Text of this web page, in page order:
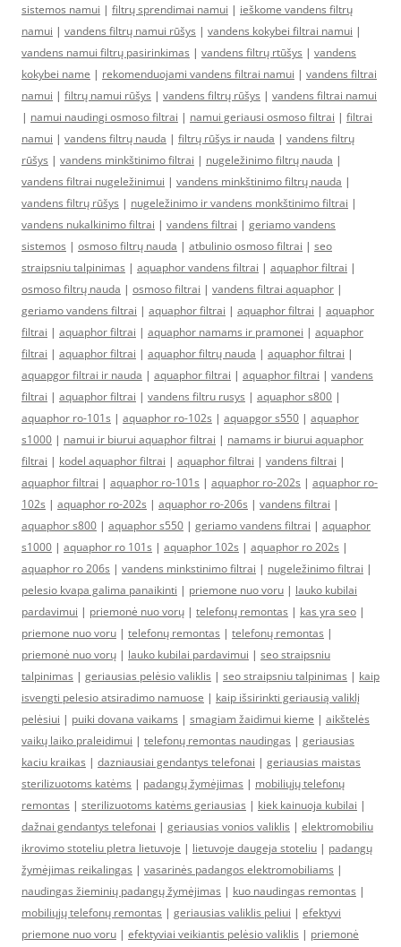
sistemos namui | filtrų sprendimai namui | ieškome vandens filtrų
namui | vandens filtrų namui rūšys | vandens kokybei filtrai namui |
vandens namui filtrų pasirinkimas | vandens filtrų rtūšys | vandens
kokybei name | rekomenduojami vandens filtrai namui | vandens filtrai
namui | filtrų namui rūšys | vandens filtrų rūšys | vandens filtrai namui
| namui naudingi osmoso filtrai | namui geriausi osmoso filtrai | filtrai
namui | vandens filtrų nauda | filtrų rūšys ir nauda | vandens filtrų
rūšys | vandens minkštinimo filtrai | nugeležinimo filtrų nauda |
vandens filtrai nugeležinimui | vandens minkštinimo filtrų nauda |
vandens filtrų rūšys | nugeležinimo ir vandens monkštinimo filtrai |
vandens nukalkinimo filtrai | vandens filtrai | geriamo vandens
sistemos | osmoso filtrų nauda | atbulinio osmoso filtrai | seo
straipsniu talpinimas | aquaphor vandens filtrai | aquaphor filtrai |
osmoso filtrų nauda | osmoso filtrai | vandens filtrai aquaphor |
geriamo vandens filtrai | aquaphor filtrai | aquaphor filtrai | aquaphor
filtrai | aquaphor filtrai | aquaphor namams ir pramonei | aquaphor
filtrai | aquaphor filtrai | aquaphor filtrų nauda | aquaphor filtrai |
aquapgor filtrai ir nauda | aquaphor filtrai | aquaphor filtrai | vandens
filtrai | aquaphor filtrai | vandens filtru rusys | aquaphor s800 |
aquaphor ro-101s | aquaphor ro-102s | aquapgor s550 | aquaphor
s1000 | namui ir biurui aquaphor filtrai | namams ir biurui aquaphor
filtrai | kodel aquaphor filtrai | aquaphor filtrai | vandens filtrai |
aquaphor filtrai | aquaphor ro-101s | aquaphor ro-202s | aquaphor ro-
102s | aquaphor ro-202s | aquaphor ro-206s | vandens filtrai |
aquaphor s800 | aquaphor s550 | geriamo vandens filtrai | aquaphor
s1000 | aquaphor ro 101s | aquaphor 102s | aquaphor ro 202s |
aquaphor ro 206s | vandens minkstinimo filtrai | nugeležinimo filtrai |
pelesio kvapa galima panaikinti | priemone nuo voru | lauko kubilai
pardavimui | priemonė nuo vorų | telefonų remontas | kas yra seo |
priemone nuo voru | telefonų remontas | telefonų remontas |
priemonė nuo vorų | lauko kubilai pardavimui | seo straipsniu
talpinimas | geriausias pelėsio valiklis | seo straipsniu talpinimas | kaip
isvengti pelesio atsiradimo namuose | kaip išsirinkti geriausią valiklį
pelėsiui | puiki dovana vaikams | smagiam žaidimui kieme | aikštelės
vaikų laiko praleidimui | telefonų remontas naudingas | geriausias
kaciu kraikas | dazniausiai gendantys telefonai | geriausias maistas
sterilizuotoms katėms | padangų žymėjimas | mobiliųjų telefonų
remontas | sterilizuotoms katėms geriausias | kiek kainuoja kubilai |
dažnai gendantys telefonai | geriausias vonios valiklis | elektromobiliu
ikrovimo stoteliu pletra lietuvoje | lietuvoje daugeja stoteliu | padangų
žymėjimas reikalingas | vasarinės padangos elektromobiliams |
naudingas žieminių padangų žymėjimas | kuo naudingas remontas |
mobiliųjų telefonų remontas | geriausias valiklis peliui | efektyvi
priemone nuo voru | efektyviai veikiantis pelėsio valiklis | priemonė